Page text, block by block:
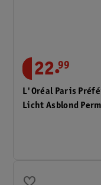
22.99
L'Oréal Paris
Licht Asblond